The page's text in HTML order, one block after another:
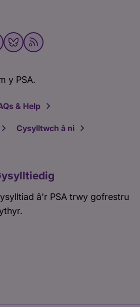
y PSA.
& Help
Cysylltwch â ni
â'r PSA trwy gofrestru